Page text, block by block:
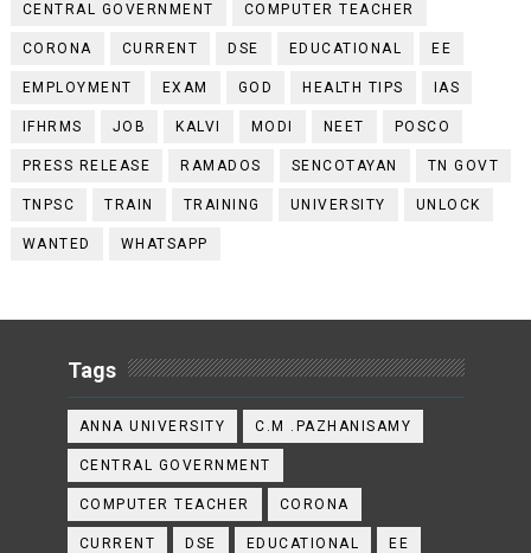
CENTRAL GOVERNMENT COMPUTER TEACHER
CORONA CURRENT DSE EDUCATIONAL EE
EMPLOYMENT EXAM GOD HEALTH TIPS IAS
IFHRMS JOB KALVI MODI NEET POSCO
PRESS RELEASE RAMADOS SENCOTAYAN TN GOVT
TNPSC TRAIN TRAINING UNIVERSITY UNLOCK
WANTED WHATSAPP
Tags
ANNA UNIVERSITY C.M .PAZHANISAMY
CENTRAL GOVERNMENT
COMPUTER TEACHER CORONA
CURRENT DSE EDUCATIONAL EE